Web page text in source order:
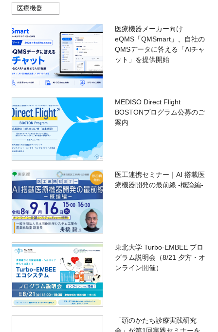
医療機器
医療機器メーカー向け
eQMS「QMSmart」、自社の
QMSデータに答える「AIチャ
ット」を提供開始
MEDISO Direct Flight
BOSTONプログラム公募のご
案内
医工連携セミナー｜AI 搭載医
療機器開発の最前線 -概論編-
東北大学 Turbo-EMBEE プロ
グラム説明会（8/21 夕方・オ
ンライン開催）
「頭のかたち診療実践研究
会」が第1回実践セミナーを